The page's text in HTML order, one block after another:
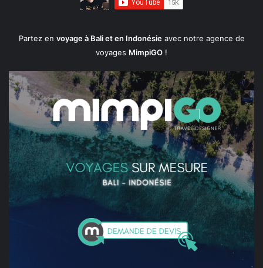
Partez en voyage à Bali et en Indonésieavec notre agence de
voyages MimpiGO !